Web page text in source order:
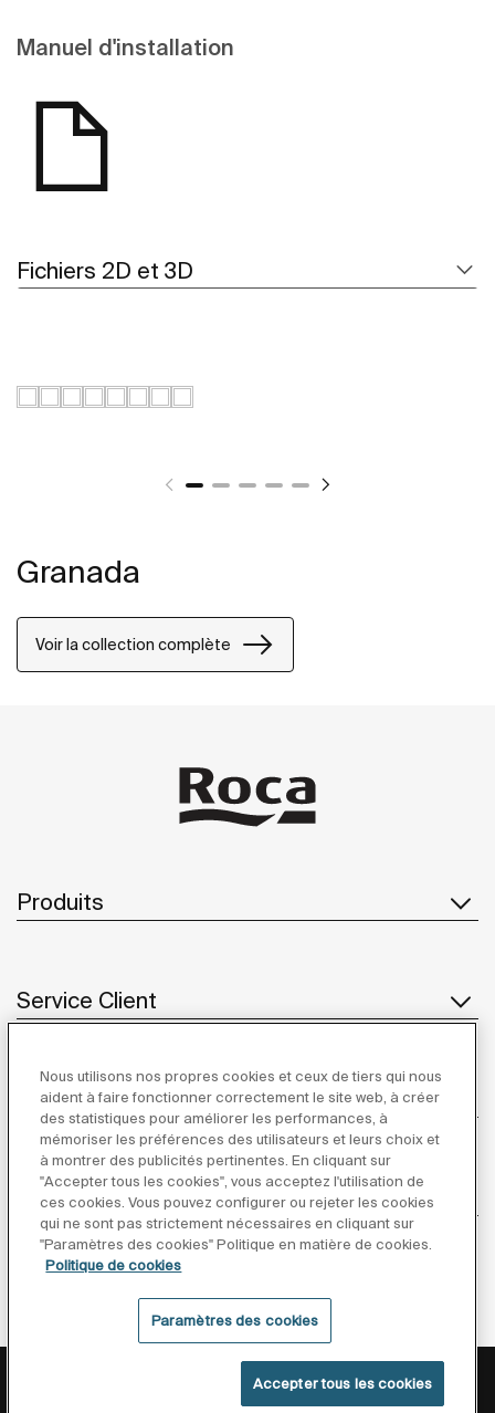
Manuel d'installation
Fichiers 2D et 3D
Granada
Voir la collection complète
Produits
Service Client
À propos de Roca
Inspiration
Suivez-nous
Politique De Confidentialité
Conditions générales de vente
Nous utilisons nos propres cookies et ceux de tiers qui nous
aident à faire fonctionner correctement le site web, à créer
des statistiques pour améliorer les performances, à
mémoriser les préférences des utilisateurs et leurs choix et
à montrer des publicités pertinentes. En cliquant sur
"Accepter tous les cookies", vous acceptez l'utilisation de
ces cookies. Vous pouvez configurer ou rejeter les cookies
qui ne sont pas strictement nécessaires en cliquant sur
"Paramètres des cookies" Politique en matière de cookies.
Politique de cookies
Paramètres des cookies
Accepter tous les cookies